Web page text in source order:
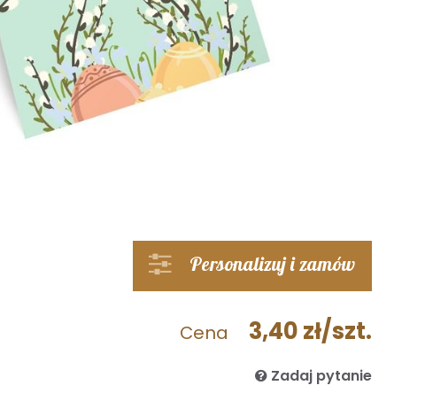
Cena 3,40 zł/szt.
Personalizuj i zamów
Zadaj pytanie